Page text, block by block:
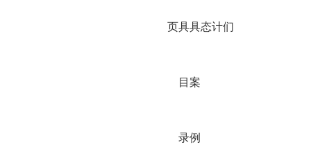
页具
目
录
具
案
例
态计们